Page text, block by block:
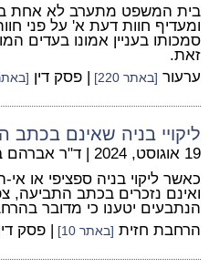
בית המשפט מתערב לא אחת
ומעדיף חוות דעת א' על פני
סמכותו בעניין אמונו בעדים
זאת.
ערעור [באתר 220] | פסק דין [באתר
ליקויי בניה שאינם בכתב
19 אוגוסט, 2024 | ד"ר אברהם
כאשר ליקוי בניה ספציפי או
ואינם נזכרים בכתב התביעה,
הנתבעים יטענו כי מדובר
הרחבת חזית [באתר 10] | פסק